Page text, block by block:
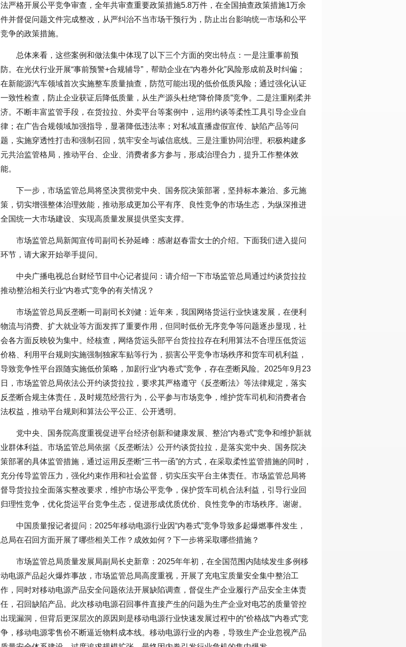
法严格开展公平竞争审查，全年共审查重要政策措施5.8万件，在全国抽查政策措施1万余
件并督促问题文件完成整改，从严纠治不当市场干预行为，防止出台影响统一市场和公平
竞争的政策措施。
总体来看，这些案例和做法集中体现了以下三个方面的突出特点：一是注重事前预
防。在光伏行业开展“事前预警+合规辅导”，帮助企业在“内卷外化”风险形成前及时纠偏；
在新能源汽车领域首次实施整车质量抽查，防范可能出现的低价低质风险；通过强化认证
一致性检查，防止企业获证后降低质量，从生产源头杜绝“降价降质”竞争。二是注重刚柔并
济。不断丰富监管手段，在货拉拉、外卖平台等案例中，运用约谈等柔性工具引导企业自
律；在广告合规领域加强指导，显著降低违法率；对私域直播虚假宣传、缺陷产品等问
题，实施穿透性打击和强制召回，筑牢安全与诚信底线。三是注重协同治理。积极构建多
元共治监管格局，推动平台、企业、消费者多方参与，形成治理合力，提升工作整体效
能。
下一步，市场监管总局将坚决贯彻党中央、国务院决策部署，坚持标本兼治、多元施
策，切实增强整体治理效能，推动形成更加公平有序、良性竞争的市场生态，为纵深推进
全国统一大市场建设、实现高质量发展提供坚实支撑。
市场监管总局新闻宣传司副司长孙延峰：感谢赵春雷女士的介绍。下面我们进入提问
环节，请大家开始举手提问。
中央广播电视总台财经节目中心记者提问：请介绍一下市场监管总局通过约谈货拉拉
推动整治相关行业“内卷式”竞争的有关情况？
市场监管总局反垄断一司副司长刘健：近年来，我国网络货运行业快速发展，在便利
物流与消费、扩大就业等方面发挥了重要作用，但同时低价无序竞争等问题逐步显现，社
会各方面反映较为集中。经核查，网络货运头部平台货拉拉存在利用算法不合理压低货运
价格、利用平台规则实施强制独家车贴等行为，损害公平竞争市场秩序和货车司机利益，
导致竞争性平台跟随实施低价策略，加剧行业“内卷式”竞争，存在垄断风险。2025年9月23
日，市场监管总局依法公开约谈货拉拉，要求其严格遵守《反垄断法》等法律规定，落实
反垄断合规主体责任，及时规范经营行为，公平参与市场竞争，维护货车司机和消费者合
法权益，推动平台规则和算法公平公正、公开透明。
党中央、国务院高度重视促进平台经济创新和健康发展、整治“内卷式”竞争和维护新就
业群体利益。市场监管总局依据《反垄断法》公开约谈货拉拉，是落实党中央、国务院决
策部署的具体监管措施，通过运用反垄断“三书一函”的方式，在采取柔性监管措施的同时，
充分传导监管压力，强化约束作用和社会监督，切实压实平台主体责任。市场监管总局将
督导货拉拉全面落实整改要求，维护市场公平竞争，保护货车司机合法利益，引导行业回
归理性竞争，优化货运平台竞争生态，促进形成优质优价、良性竞争的市场秩序。谢谢。
中国质量报记者提问：2025年移动电源行业因“内卷式”竞争导致多起爆燃事件发生，
总局在召回方面开展了哪些相关工作？成效如何？下一步将采取哪些措施？
市场监管总局质量发展局副局长史新章：2025年年初，在全国范围内陆续发生多例移
动电源产品起火爆炸事故，市场监管总局高度重视，开展了充电宝质量安全集中整治工
作，同时对移动电源产品安全问题依法开展缺陷调查，督促生产企业履行产品安全主体责
任，召回缺陷产品。此次移动电源召回事件直接产生的问题为生产企业对电芯的质量管控
出现漏洞，但背后更深层次的原因则是移动电源行业快速发展过程中的“价格战”“内卷式”竞
争，移动电源零售价不断逼近物料成本线。移动电源行业的内卷，导致生产企业忽视产品